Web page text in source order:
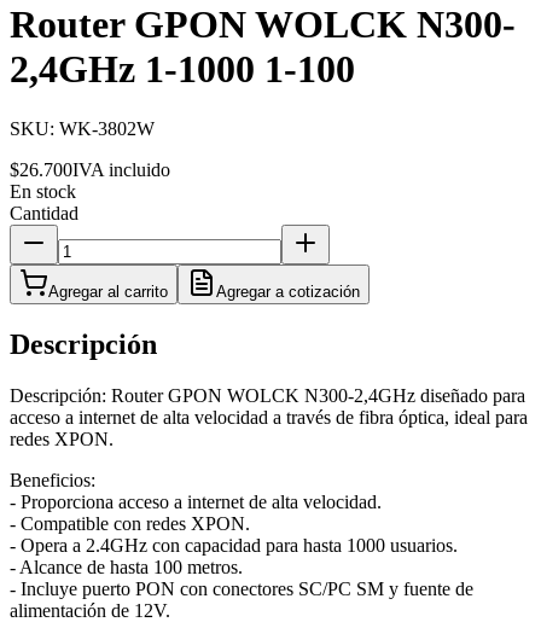
Router GPON WOLCK N300-
2,4GHz 1-1000 1-100
SKU: WK-3802W
$26.700IVA incluido
En stock
Cantidad
Agregar al carrito Agregar a cotización
Descripción
Descripción: Router GPON WOLCK N300-2,4GHz diseñado para
acceso a internet de alta velocidad a través de fibra óptica, ideal para
redes XPON.
Beneficios:
- Proporciona acceso a internet de alta velocidad.
- Compatible con redes XPON.
- Opera a 2.4GHz con capacidad para hasta 1000 usuarios.
- Alcance de hasta 100 metros.
- Incluye puerto PON con conectores SC/PC SM y fuente de
alimentación de 12V.